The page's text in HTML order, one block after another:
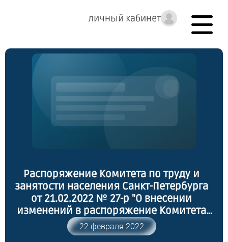
личный кабинет
Распоряжение Комитета по труду и
занятости населения Санкт-Петербурга
от 21.02.2022 № 27-р "О внесении
изменений в распоряжение Комитета
по труду и занятости населения Санкт-
Петербурга от 01.09.2014 № 159-р"
22 февраля 2022